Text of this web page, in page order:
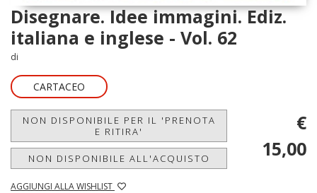
Disegnare. Idee immagini. Ediz.
italiana e inglese - Vol. 62
di
CARTACEO
NON DISPONIBILE PER IL 'PRENOTA
E RITIRA'
NON DISPONIBILE ALL'ACQUISTO
AGGIUNGI ALLA WISHLIST
€
15,00